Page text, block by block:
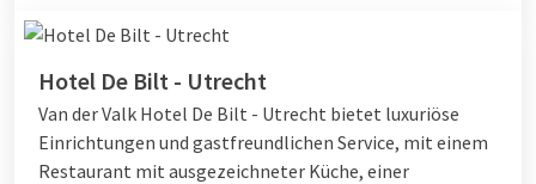
Hotel De Bilt - Utrecht
Van der Valk Hotel De Bilt - Utrecht bietet luxuriöse
Einrichtungen und gastfreundlichen Service, mit einem
Restaurant mit ausgezeichneter Küche, einer